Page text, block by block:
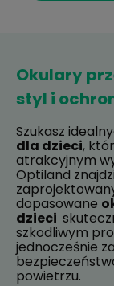
Okulary
styl i
Szukasz
dla dzieci,
atrakcyjnym
Optiland
dopasowane
dzieci
szkodliwym
jednocześnie
powietrzu.